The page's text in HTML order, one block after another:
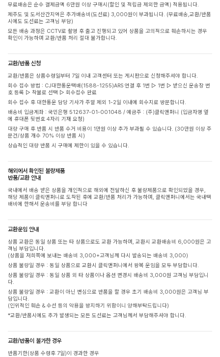
무료배송은 순수 결제금액 6만원 이상 구매시(할인 및 적립금 제외한 금액) 적용됩니다.
제주도 및 도서산간지역은 추가배송비(도선료) 3,000원이 부과됩니다. (무료배송,교환/반품
시에도 도선료는 고객님 부담)
모든 배송 과정은 CCTV로 촬영 후 출고 진행되고 있어 상품을 고의적으로 훼손하시는 경우
확인이 가능하며 교환/반품 처리 절대 불가합니다.
교환/반품 신청
교환/반품은 상품수령일부터 7일 이내 고객센터 또는 게시판으로 신청해주셔야 합니다.
회수 접수 방법 : CJ대한통운택배(1588-1255)ARS 연결 후 1번 ▷ 1번 ▷ 받으신 운송장 번
호 등록 ▷ 착불로 선택 ▷ 회수접수 완료
회수 접수 후 대한통운 담당 기사가 주말 제외 1-2일 이내에 회수지로 방문합니다.
배송비 입금계좌 : 국민은행 512637-01-001048 / 예금주 : (주)클릭앤퍼니 (입금자명 옆
에 휴대폰 뒷번호 4자리 기재 요청)
대량 구매 후 반품 시 반품 수거 비용이 1만원 이상 추가 부과될 수 있습니다. (30만원 이상 주
문건/상품 개수 70% 이상 반품 시)
상습적인 대량 반품 시 구매에 제한이 있을 수 있습니다.
해외에서 확인된 불량제품
반품/교환 안내
국내에서 배송 받은 상품을 개인적으로 해외에 전달하신 후 불량제품으로 확인되었을 경우,
해당 제품이 클릭앤퍼니로 도착된 후에 교환/반품 처리가 가능하며, 클릭앤퍼니에서는 국내택
배비에 한해서 운송비를 부담 합니다
교환운임 안내
상품 교환은 동일 상품 또는 타 상품으로도 교환 가능하며, 교환시 교환배송비 6,000원은 고
객님 부담입니다.
(상품을 저희쪽에 보내는 배송비 3,000+고객님께 다시 발송되는 배송비 3,000)
상품 불량일 경우 : 동일 상품으로 교환시 클릭앤퍼니에서 왕복 운임을 모두 부담합니다.
상품 불량일 경우 : 동일 상품 외 타 상품이나 옵션 변경시 배송비 3,000원 고객님 부담입니
다.
상품 불량일 경우 : 교환이 아닌 변심으로 반품을 할 경우 초기 배송비 3,000원은 고객님 부
담입니다.
(인위적인 훼손 & 수선 등의 악용을 방지하기 위함이니 양해부탁드립니다)
*교환/반품시에도 추가 발생되는 모든 도선료는 고객님께서 부담해주셔야 합니다.
교환/반품이 불가한 경우
반품기한(상품 수령후 7일)이 경과한 경우